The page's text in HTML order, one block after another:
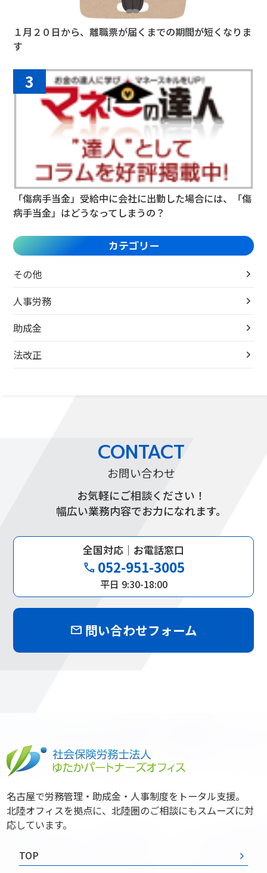
１月２０日から、離職票が届くまでの期間が短くなりま
す
3
「傷病手当金」受給中に会社に出勤した場合には、「傷
病手当金」はどうなってしまうの？
カテゴリー
その他
人事労務
助成金
法改正
CONTACT
お問い合わせ
お気軽にご相談ください！
幅広い業務内容でお力になれます。
全国対応｜お電話窓口
phone 052-951-3005
平日 9:30-18:00
mail 問い合わせフォーム
名古屋で労務管理・助成金・人事制度をトータル支援。
北陸オフィスを拠点に、北陸圏のご相談にもスムーズに対
応しています。
TOP